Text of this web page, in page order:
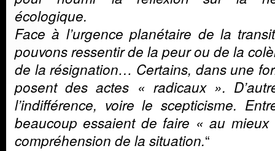
écologique.
Face à l’urgence planétaire de la
pouvons ressentir de la peur ou de la
de la résignation… Certains, dans une
posent des actes « radicaux ».
l’indifférence, voire le scepticisme.
beaucoup essaient de faire « au
compréhension de la situation.“